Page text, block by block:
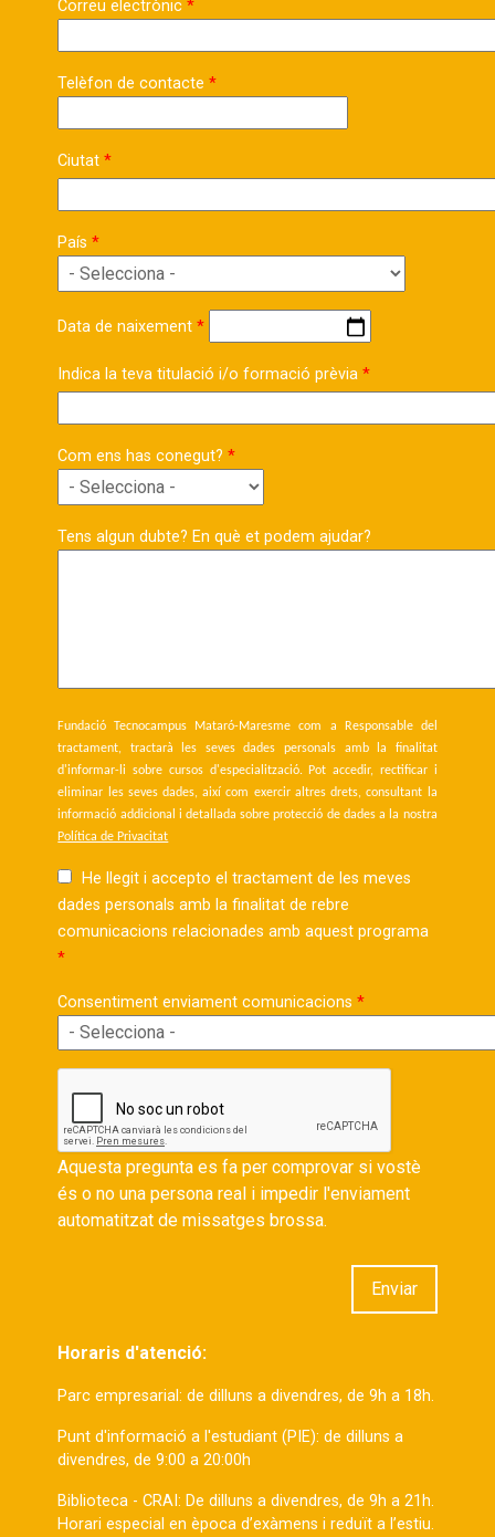
Correu electrònic
Telèfon de contacte
Ciutat
País
Data de naixement
Indica la teva titulació i/o formació prèvia
Com ens has conegut?
Tens algun dubte? En què et podem ajudar?
Fundació Tecnocampus Mataró-Maresme com a Responsable del
tractament, tractarà les seves dades personals amb la finalitat
d'informar-li sobre cursos d'especialització. Pot accedir, rectificar i
eliminar les seves dades, així com exercir altres drets, consultant la
informació addicional i detallada sobre protecció de dades a la nostra
Política de Privacitat
He llegit i accepto el tractament de les meves
dades personals amb la finalitat de rebre
comunicacions relacionades amb aquest programa
Consentiment enviament comunicacions
Aquesta pregunta es fa per comprovar si vostè
és o no una persona real i impedir l'enviament
automatitzat de missatges brossa.
Horaris d'atenció:
Parc empresarial: de dilluns a divendres, de 9h a 18h.
Punt d'informació a l'estudiant (PIE): de dilluns a
divendres, de 9:00 a 20:00h
Biblioteca - CRAI: De dilluns a divendres, de 9h a 21h.
Horari especial en època d’exàmens i reduït a l’estiu.